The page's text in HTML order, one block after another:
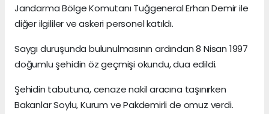
Jandarma Bölge Komutanı Tuğgeneral Erhan Demir ile
diğer ilgililer ve askeri personel katıldı.
Saygı duruşunda bulunulmasının ardından 8 Nisan 1997
doğumlu şehidin öz geçmişi okundu, dua edildi.
Şehidin tabutuna, cenaze nakil aracına taşınırken
Bakanlar Soylu, Kurum ve Pakdemirli de omuz verdi.